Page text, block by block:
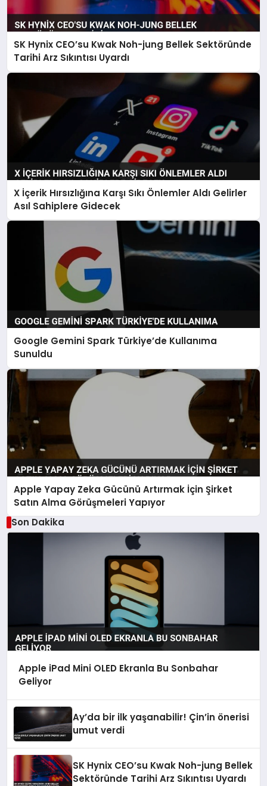
SK Hynix CEO’su Kwak Noh-jung Bellek Sektöründe
Tarihi Arz Sıkıntısı Uyardı
X İçerik Hırsızlığına Karşı Sıkı Önlemler Aldı Gelirler
Asıl Sahiplere Gidecek
Google Gemini Spark Türkiye’de Kullanıma
Sunuldu
Apple Yapay Zeka Gücünü Artırmak İçin Şirket
Satın Alma Görüşmeleri Yapıyor
Son Dakika
Apple iPad Mini OLED Ekranla Bu Sonbahar
Geliyor
Ay’da bir ilk yaşanabilir! Çin’in önerisi
umut verdi
SK Hynix CEO’su Kwak Noh-jung Bellek
Sektöründe Tarihi Arz Sıkıntısı Uyardı